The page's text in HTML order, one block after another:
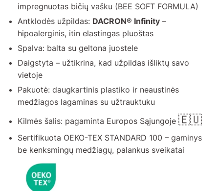
impregnuotas bičių vašku (BEE SOFT FORMULA)
Antklodės užpildas: DACRON® Infinity –
hipoalerginis, itin elastingas pluoštas
Spalva: balta su geltona juostele
Daigstyta – užtikrina, kad užpildas išliktų savo
vietoje
Pakuotė: daugkartinis plastiko ir neaustinės
medžiagos lagaminas su užtrauktuku
Kilmės šalis: pagaminta Europos Sąjungoje 🇪🇺
Sertifikuota OEKO-TEX STANDARD 100 – gaminys
be kenksmingų medžiagų, palankus sveikatai